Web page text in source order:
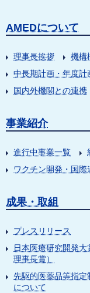
AMEDについて
理事長挨拶 機構
中長期計画・年度計
国内外機関との連携
事業紹介
進行中事業一覧
ワクチン開発・国際
成果・取組
プレスリリース
日本医療研究開発
理事長賞）
先駆的医薬品等指
について